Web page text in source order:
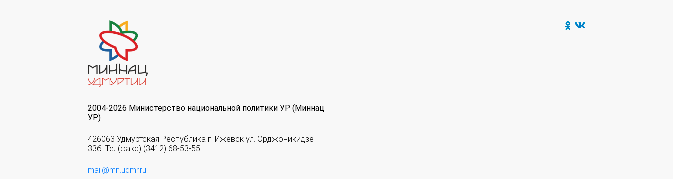
2004-2026 Министерство национальной политики УР (Миннац
УР)
426063 Удмуртская Республика г. Ижевск ул. Орджоникидзе
33б. Тел(факс) (3412) 68-53-55
mail@mn.udmr.ru